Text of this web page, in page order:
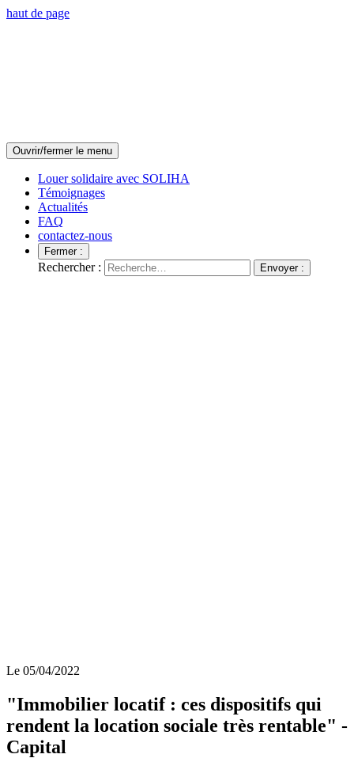
haut de page
Ouvrir/fermer le menu
Louer solidaire avec SOLIHA
Témoignages
Actualités
FAQ
contactez-nous
Fermer :
Rechercher : Envoyer :
Le 05/04/2022
"Immobilier locatif : ces dispositifs qui
rendent la location sociale très rentable" -
Capital